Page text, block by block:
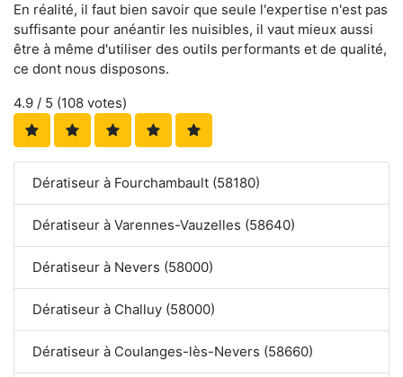
En réalité, il faut bien savoir que seule l'expertise n'est pas
suffisante pour anéantir les nuisibles, il vaut mieux aussi
être à même d'utiliser des outils performants et de qualité,
ce dont nous disposons.
4.9 / 5 (108 votes)
Dératiseur à Fourchambault (58180)
Dératiseur à Varennes-Vauzelles (58640)
Dératiseur à Nevers (58000)
Dératiseur à Challuy (58000)
Dératiseur à Coulanges-lès-Nevers (58660)